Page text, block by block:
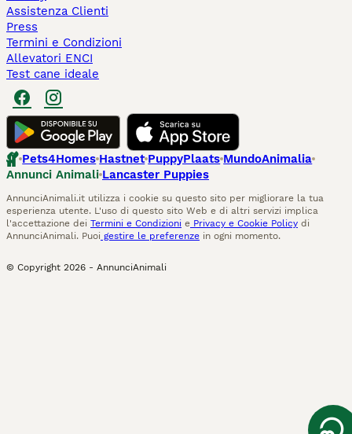
Assistenza Clienti
Press
Termini e Condizioni
Allevatori ENCI
Test cane ideale
Pets4Homes Hastnet PuppyPlaats MundoAnimalia
Annunci Animali Lancaster Puppies
AnnunciAnimali.it utilizza i cookie su questo sito per migliorare la tua
esperienza utente. L'uso di questo sito Web e di altri servizi implica
l'accettazione dei Termini e Condizioni e Privacy e Cookie Policy di
AnnunciAnimali. Puoi gestire le preferenze in ogni momento.
© Copyright 2026 - AnnunciAnimali